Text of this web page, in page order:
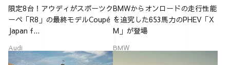
限定8台！アウディがスポーツク
ーペ「R8」の最終モデルCoupé
Japan f...
Audi
BMWからオンロードの走行性能
を追究した653馬力のPHEV「X
M」が登場
BMW